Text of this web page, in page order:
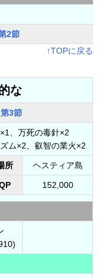
2節
↑TOPに戻る
な
第3節
、万死の毒針×2
ム×2、叡智の業火×2
所 ヘスティア島
152,000